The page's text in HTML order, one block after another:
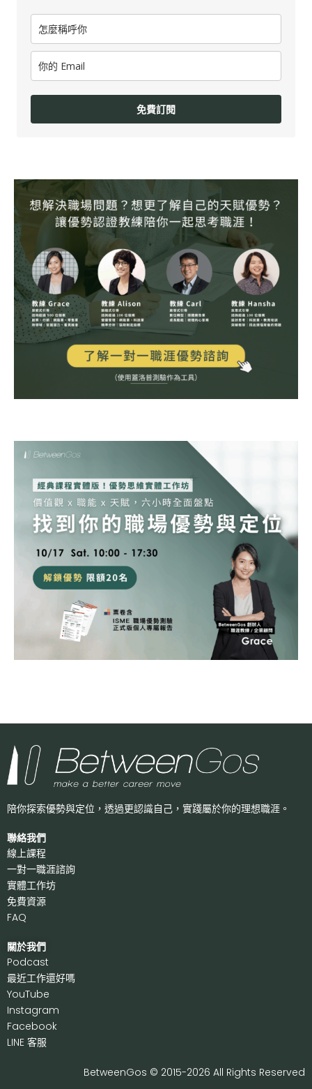
免費訂閱
陪你探索優勢與定位，透過更認識自己， 實踐屬於你的理想職涯。
聯絡我們
線上課程
一對一職涯諮詢
實體工作坊
免費資源
FAQ
關於我們
Podcast
最近工作還好嗎
YouTube
Instagram
Facebook
LINE 客服
BetweenGos © 2015-2026 All Rights Reserved